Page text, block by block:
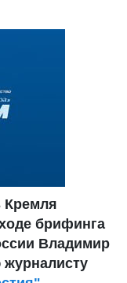
Кремля
брифинга
Владимир
журналисту